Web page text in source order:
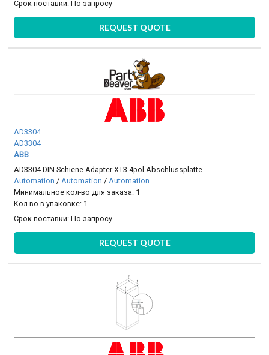
Срок поставки:По запросу
REQUEST QUOTE
AD3304
AD3304
ABB
AD3304 DIN-Schiene Adapter XT3 4pol Abschlussplatte
Automation / Automation / Automation
Минимальное кол-во для заказа: 1
Кол-во в упаковке: 1
Срок поставки:По запросу
REQUEST QUOTE